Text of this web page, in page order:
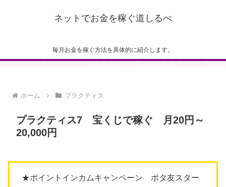
ネットでお金を稼ぐ道しるべ
毎月お金を稼ぐ方法を具体的に紹介します。
ホーム プラクティス
プラクティス7 宝くじで稼ぐ 月20円～
20,000円
★ポイントインカムキャンペーン ポタ友スター